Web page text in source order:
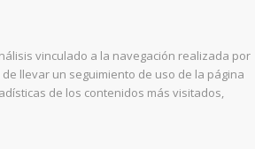
vinculado a la navegación realizada por
llevar un seguimiento de uso de la página
de los contenidos más visitados,